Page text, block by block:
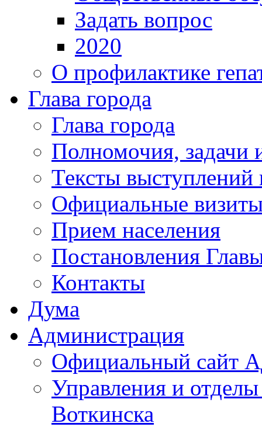
Задать вопрос
2020
О профилактике
Глава города
Глава города
Полномочия, задачи
Тексты выступлений
Официальные
Прием населения
Постановления
Контакты
Дума
Администрация
Официальный сайт
Управления и
Воткинска